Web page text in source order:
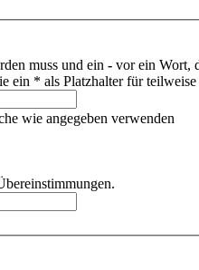
muss und ein - vor ein Wort,
ein * als Platzhalter für
wie angegeben verwenden